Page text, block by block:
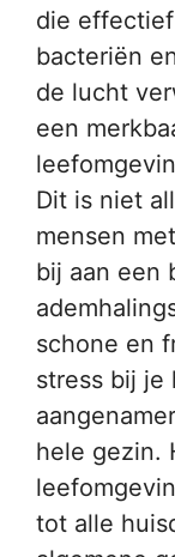
die
bacteriën
de lucht
een
Dit is niet
mensen
bij aan een
schone en
stress bij je
hele gezin.
tot alle